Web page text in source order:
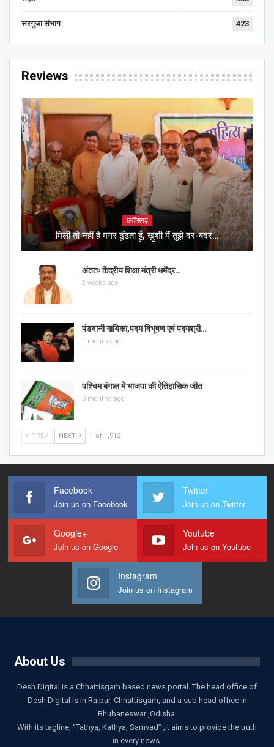
सरगुजा संभाग 423
Reviews
छत्तीसगढ़
मिली तो नहीं है मगर ढूँढता हूँ, ख़ुशी मैं तुझे दर-बदर…
अंततः केंद्रीय शिक्षा मंत्री धर्मेंद्र…
2 weeks ago
पंडवानी गायिका,पद्म विभूषण एवं पद्मश्री…
1 month ago
पश्चिम बंगाल में भाजपा की ऐतिहासिक जीत
3 months ago
PREV NEXT 1 of 1,912
Facebook
Join us on Facebook
Twitter
Join us on Twitter
Google+
Join us on Google
Youtube
Join us on Youtube
Instagram
Join us on Instagram
About Us
Desh Digital is a Chhattisgarh based news portal. The head office of
Desh Digital is in Raipur, Chhattisgarh, and a sub head office in
Bhubaneswar ,Odisha.
With its tagline, “Tathya, Kathya, Samvad” ,it aims to provide the truth
in every news.